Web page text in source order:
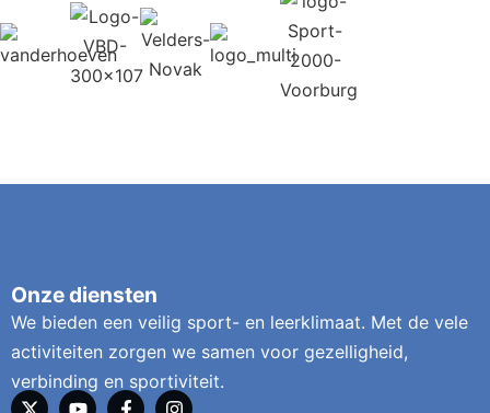
Onze diensten
We bieden een veilig sport- en leerklimaat. Met de vele
activiteiten zorgen we samen voor gezelligheid,
verbinding en sportiviteit.